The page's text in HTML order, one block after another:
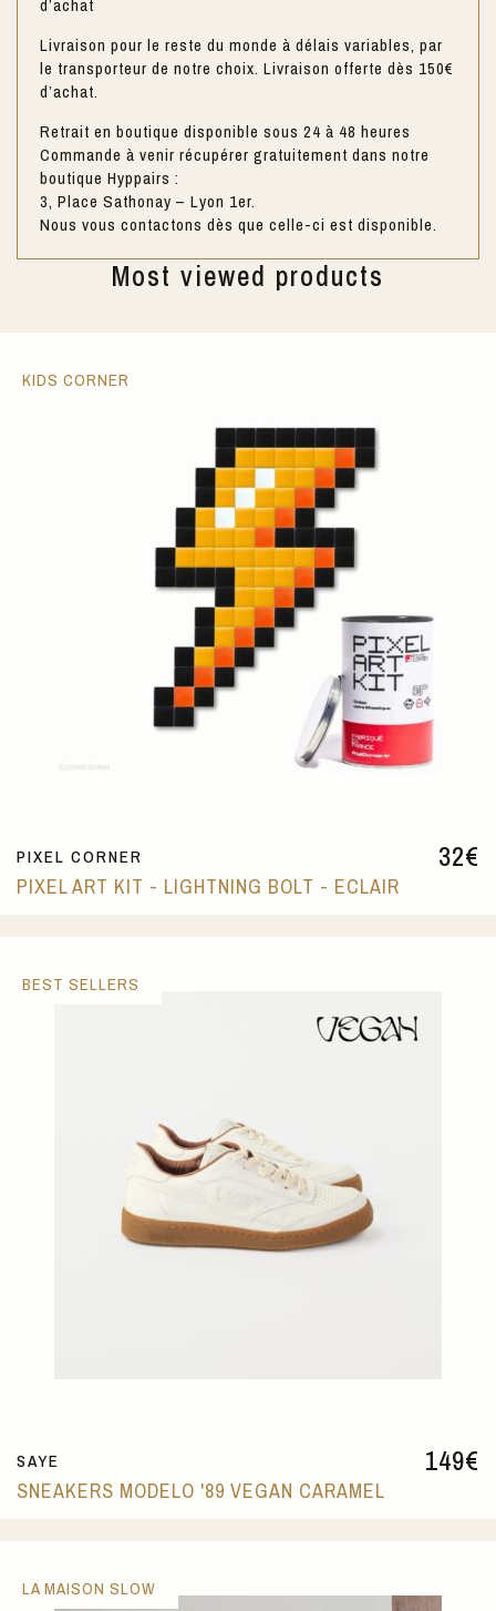
d’achat
Livraison pour le reste du monde à délais variables, par
le transporteur de notre choix. Livraison offerte dès 150€
d’achat.
Retrait en boutique disponible sous 24 à 48 heures
Commande à venir récupérer gratuitement dans notre
boutique Hyppairs :
3, Place Sathonay – Lyon 1er.
Nous vous contactons dès que celle-ci est disponible.
Most viewed products
32€
PIXEL CORNER
PIXEL ART KIT - LIGHTNING BOLT - ECLAIR
KIDS CORNER
149€
SAYE
SNEAKERS MODELO '89 VEGAN CARAMEL
BEST SELLERS
LA MAISON SLOW